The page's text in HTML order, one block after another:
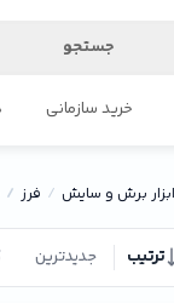
جستجو
خرید سازمانی
ابزار برش و سایش فرز
ترتیب جدیدترین